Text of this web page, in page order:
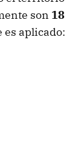
son 18
es aplicado: